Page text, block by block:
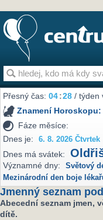
Přesný čas:04:28 / týden
Znamení Horoskopu:
Fáze měsíce:
Dnes je:
6. 8. 2026 Čtvrtek
Dnes má svátek:
Významné dny: Světový
Mezinárodní den boje
Jmenný seznam
Abecední seznam jmen,
dítě.